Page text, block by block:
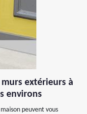
extérieurs à
environs
peuvent vous